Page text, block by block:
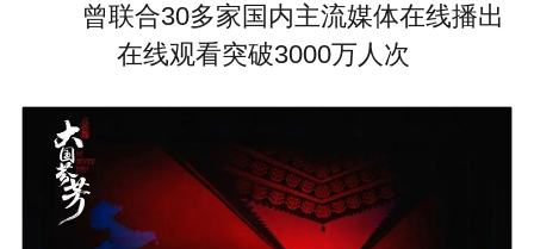
曾联合30多家国内主流媒体在线播出
在线观看突破3000万人次